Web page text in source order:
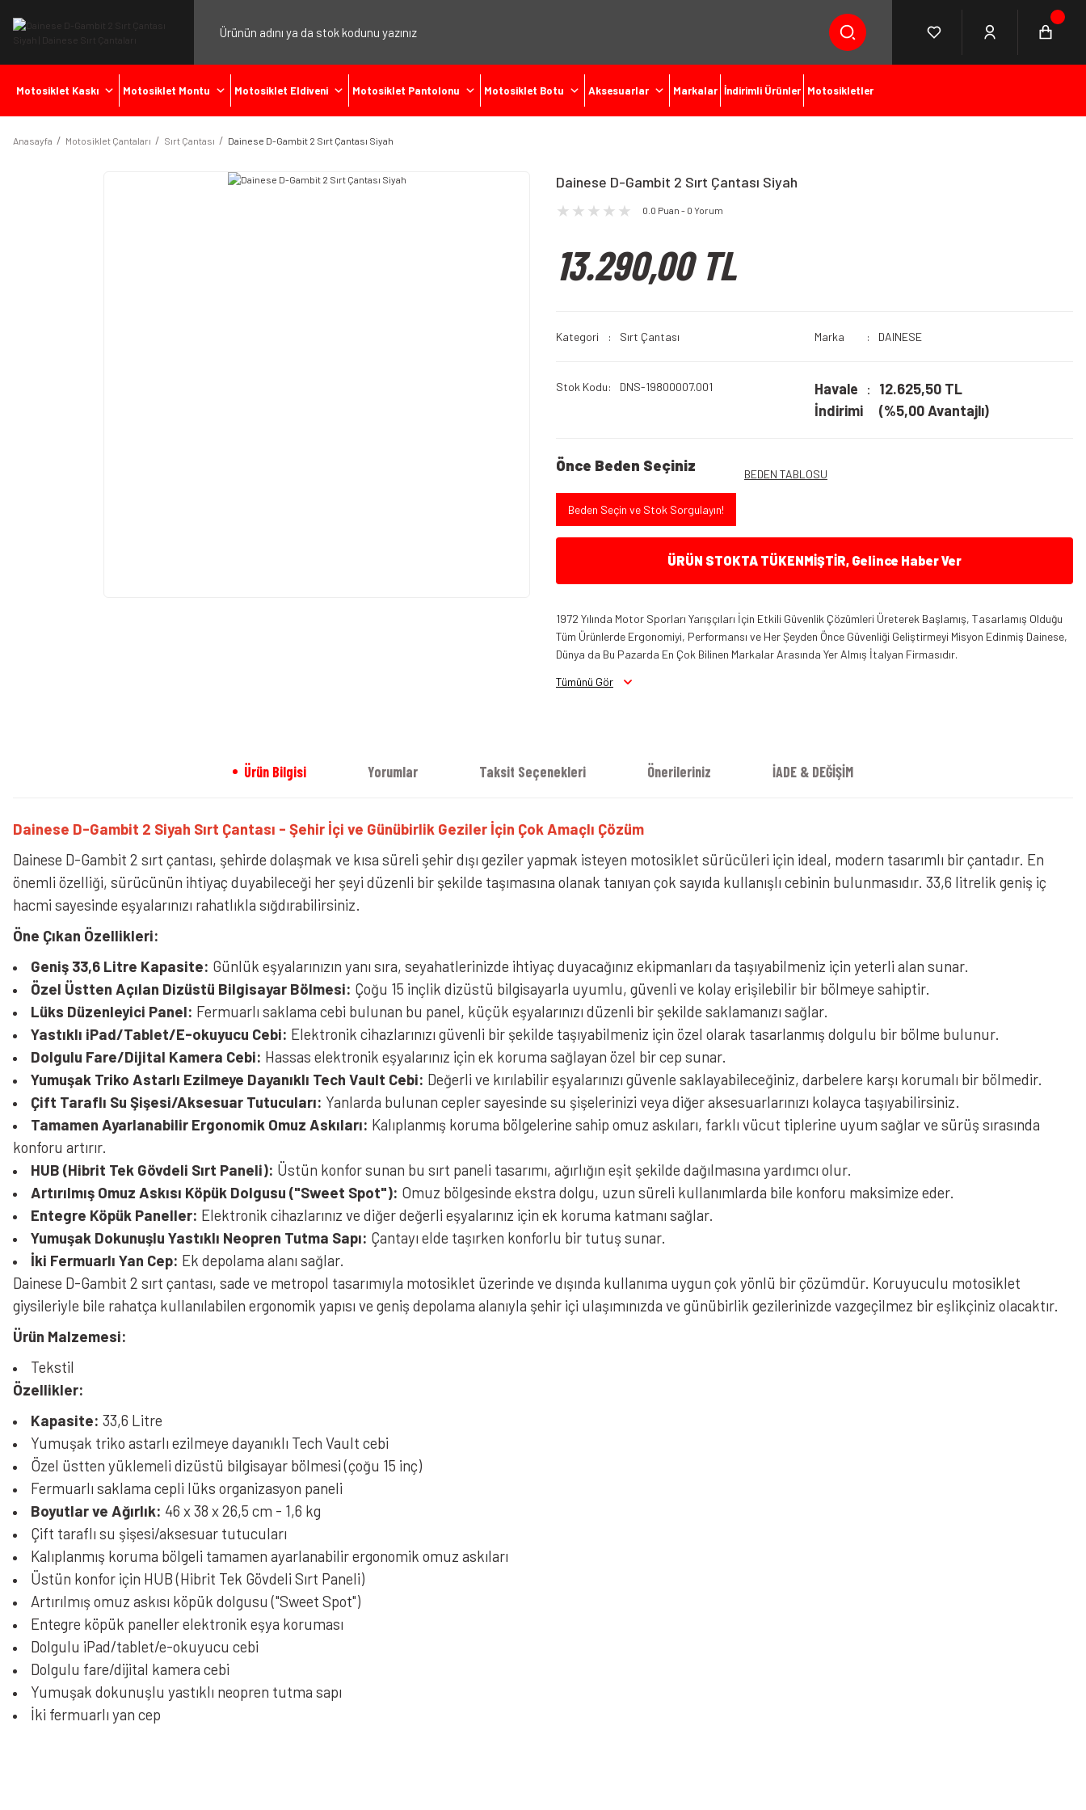
Motosiklet Kaskı Motosiklet Montu Motosiklet Eldiveni Motosiklet Pantolonu Motosiklet Botu Aksesuarlar Markalar İndirimli Ürünler Motosikletler
Anasayfa Motosiklet Çantaları Sırt Çantası Dainese D-Gambit 2 Sırt Çantası Siyah
Dainese D-Gambit 2 Sırt Çantası Siyah
0.0 Puan - 0 Yorum
13.290,00 TL
Kategori Sırt Çantası Marka DAINESE
Stok Kodu DNS-19800007.001
Havale
İndirimi
12.625,50 TL
(%5,00 Avantajlı)
Önce Beden Seçiniz BEDEN TABLOSU
Beden Seçin ve Stok Sorgulayın!
ÜRÜN STOKTA TÜKENMİŞTİR, Gelince Haber Ver
1972 Yılında Motor Sporları Yarışçıları İçin Etkili Güvenlik Çözümleri Üreterek Başlamış, Tasarlamış Olduğu
Tüm Ürünlerde Ergonomiyi, Performansı ve Her Şeyden Önce Güvenliği Geliştirmeyi Misyon Edinmiş Dainese,
Dünya da Bu Pazarda En Çok Bilinen Markalar Arasında Yer Almış İtalyan Firmasıdır.
Tümünü Gör
Ürün Bilgisi Yorumlar Taksit Seçenekleri Önerileriniz İADE & DEĞİŞİM
Dainese D-Gambit 2 Siyah Sırt Çantası - Şehir İçi ve Günübirlik Geziler İçin Çok Amaçlı Çözüm
Dainese D-Gambit 2 sırt çantası, şehirde dolaşmak ve kısa süreli şehir dışı geziler yapmak isteyen motosiklet sürücüleri için ideal, modern tasarımlı bir çantadır. En
önemli özelliği, sürücünün ihtiyaç duyabileceği her şeyi düzenli bir şekilde taşımasına olanak tanıyan çok sayıda kullanışlı cebinin bulunmasıdır. 33,6 litrelik geniş iç
hacmi sayesinde eşyalarınızı rahatlıkla sığdırabilirsiniz.
Öne Çıkan Özellikleri:
Geniş 33,6 Litre Kapasite: Günlük eşyalarınızın yanı sıra, seyahatlerinizde ihtiyaç duyacağınız ekipmanları da taşıyabilmeniz için yeterli alan sunar.
Özel Üstten Açılan Dizüstü Bilgisayar Bölmesi: Çoğu 15 inçlik dizüstü bilgisayarla uyumlu, güvenli ve kolay erişilebilir bir bölmeye sahiptir.
Lüks Düzenleyici Panel: Fermuarlı saklama cebi bulunan bu panel, küçük eşyalarınızı düzenli bir şekilde saklamanızı sağlar.
Yastıklı iPad/Tablet/E-okuyucu Cebi: Elektronik cihazlarınızı güvenli bir şekilde taşıyabilmeniz için özel olarak tasarlanmış dolgulu bir bölme bulunur.
Dolgulu Fare/Dijital Kamera Cebi: Hassas elektronik eşyalarınız için ek koruma sağlayan özel bir cep sunar.
Yumuşak Triko Astarlı Ezilmeye Dayanıklı Tech Vault Cebi: Değerli ve kırılabilir eşyalarınızı güvenle saklayabileceğiniz, darbelere karşı korumalı bir bölmedir.
Çift Taraflı Su Şişesi/Aksesuar Tutucuları: Yanlarda bulunan cepler sayesinde su şişelerinizi veya diğer aksesuarlarınızı kolayca taşıyabilirsiniz.
Tamamen Ayarlanabilir Ergonomik Omuz Askıları: Kalıplanmış koruma bölgelerine sahip omuz askıları, farklı vücut tiplerine uyum sağlar ve sürüş sırasında
konforu artırır.
HUB (Hibrit Tek Gövdeli Sırt Paneli): Üstün konfor sunan bu sırt paneli tasarımı, ağırlığın eşit şekilde dağılmasına yardımcı olur.
Artırılmış Omuz Askısı Köpük Dolgusu ("Sweet Spot"): Omuz bölgesinde ekstra dolgu, uzun süreli kullanımlarda bile konforu maksimize eder.
Entegre Köpük Paneller: Elektronik cihazlarınız ve diğer değerli eşyalarınız için ek koruma katmanı sağlar.
Yumuşak Dokunuşlu Yastıklı Neopren Tutma Sapı: Çantayı elde taşırken konforlu bir tutuş sunar.
İki Fermuarlı Yan Cep: Ek depolama alanı sağlar.
Dainese D-Gambit 2 sırt çantası, sade ve metropol tasarımıyla motosiklet üzerinde ve dışında kullanıma uygun çok yönlü bir çözümdür. Koruyuculu motosiklet
giysileriyle bile rahatça kullanılabilen ergonomik yapısı ve geniş depolama alanıyla şehir içi ulaşımınızda ve günübirlik gezilerinizde vazgeçilmez bir eşlikçiniz olacaktır.
Ürün Malzemesi:
Tekstil
Özellikler:
Kapasite: 33,6 Litre
Yumuşak triko astarlı ezilmeye dayanıklı Tech Vault cebi
Özel üstten yüklemeli dizüstü bilgisayar bölmesi (çoğu 15 inç)
Fermuarlı saklama cepli lüks organizasyon paneli
Boyutlar ve Ağırlık: 46 x 38 x 26,5 cm - 1,6 kg
Çift taraflı su şişesi/aksesuar tutucuları
Kalıplanmış koruma bölgeli tamamen ayarlanabilir ergonomik omuz askıları
Üstün konfor için HUB (Hibrit Tek Gövdeli Sırt Paneli)
Artırılmış omuz askısı köpük dolgusu ("Sweet Spot")
Entegre köpük paneller elektronik eşya koruması
Dolgulu iPad/tablet/e-okuyucu cebi
Dolgulu fare/dijital kamera cebi
Yumuşak dokunuşlu yastıklı neopren tutma sapı
İki fermuarlı yan cep